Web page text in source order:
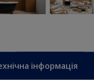
інформація